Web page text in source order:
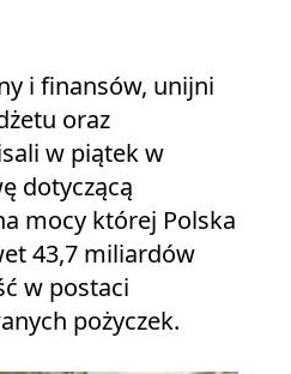
i finansów, unijni
oraz
w piątek w
dotyczącą
mocy której Polska
43,7 miliardów
w postaci
pożyczek.